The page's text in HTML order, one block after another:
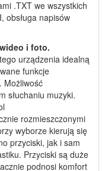
.TXT we wszystkich
obsługa napisów
i foto.
urządzenia idealną
funkcje
Możliwość
słuchaniu muzyki.
rozmieszczonymi
wyborze kierują się
przyciski, jak i sam
Przyciski są duże
podnosi komfort